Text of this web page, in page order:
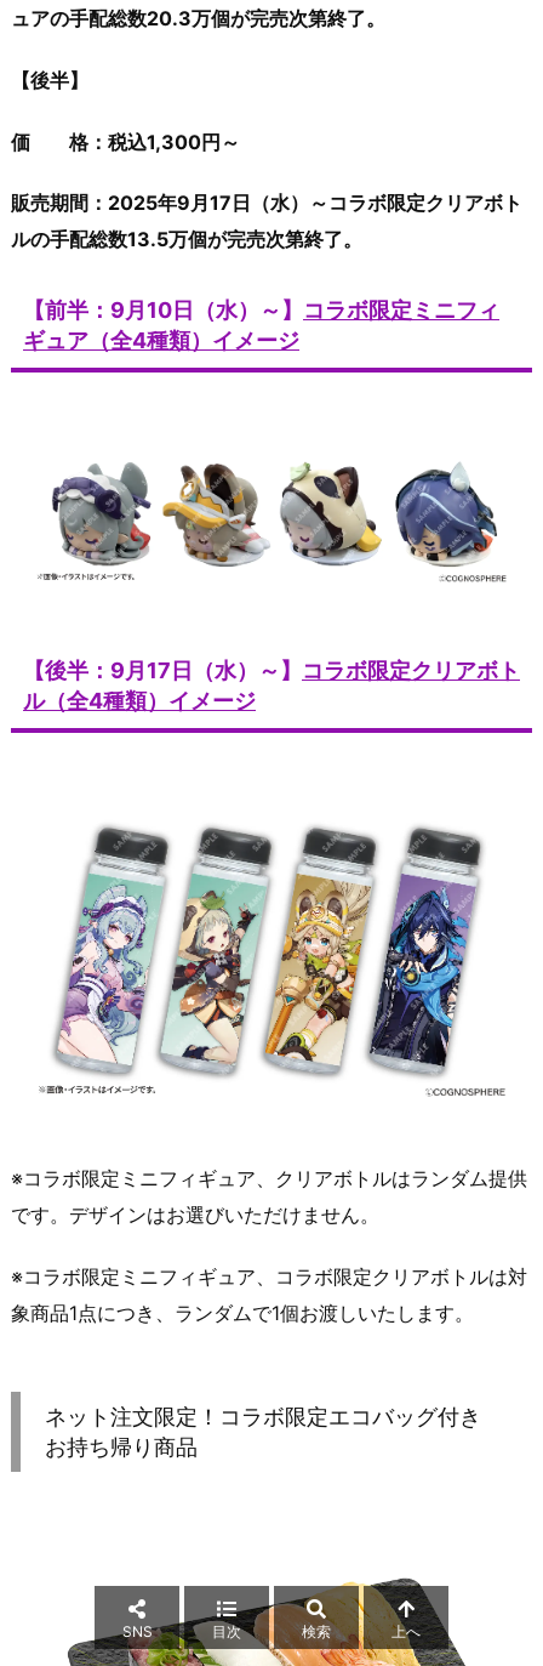
ュアの手配総数20.3万個が完売次第終了。
【後半】
価 格：税込1,300円～
販売期間：2025年9月17日（水）～コラボ限定クリアボト
ルの手配総数13.5万個が完売次第終了。
【前半：9月10日（水）～】 コラボ限定ミニフィ
ギュア（全4種類）イメージ
【後半：9月17日（水）～】 コラボ限定クリアボト
ル（全4種類）イメージ
※コラボ限定ミニフィギュア、クリアボトルはランダム提供
です。デザインはお選びいただけません。
※コラボ限定ミニフィギュア、コラボ限定クリアボトルは対
象商品1点につき、ランダムで1個お渡しいたします。
ネット注文限定！コラボ限定エコバッグ付き
お持ち帰り商品
SNS 目次 検索 上へ